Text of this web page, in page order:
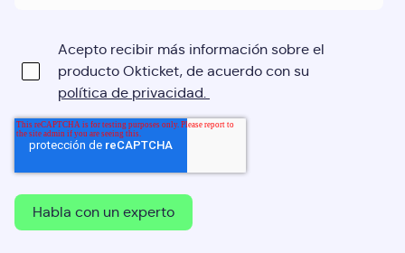
Acepto recibir más información sobre el
producto Okticket, de acuerdo con su
política de privacidad.